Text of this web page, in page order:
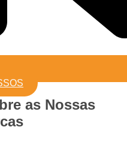
as Nossas